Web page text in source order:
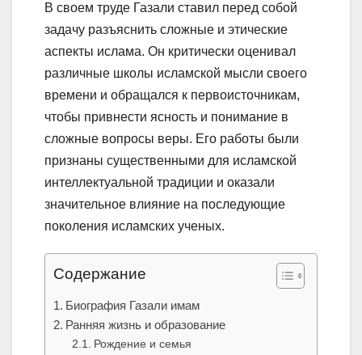
В своем труде Газали ставил перед собой
задачу разъяснить сложные и этические
аспекты ислама. Он критически оценивал
различные школы исламской мысли своего
времени и обращался к первоисточникам,
чтобы привнести ясность и понимание в
сложные вопросы веры. Его работы были
признаны существенными для исламской
интеллектуальной традиции и оказали
значительное влияние на последующие
поколения исламских ученых.
Содержание
Биография Газали имам
Ранняя жизнь и образование
Рождение и семья